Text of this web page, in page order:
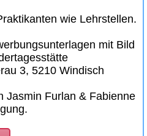
wie Lehrstellen.
mit Bild
3, 5210 Windisch
Jasmin Furlan & Fabienne